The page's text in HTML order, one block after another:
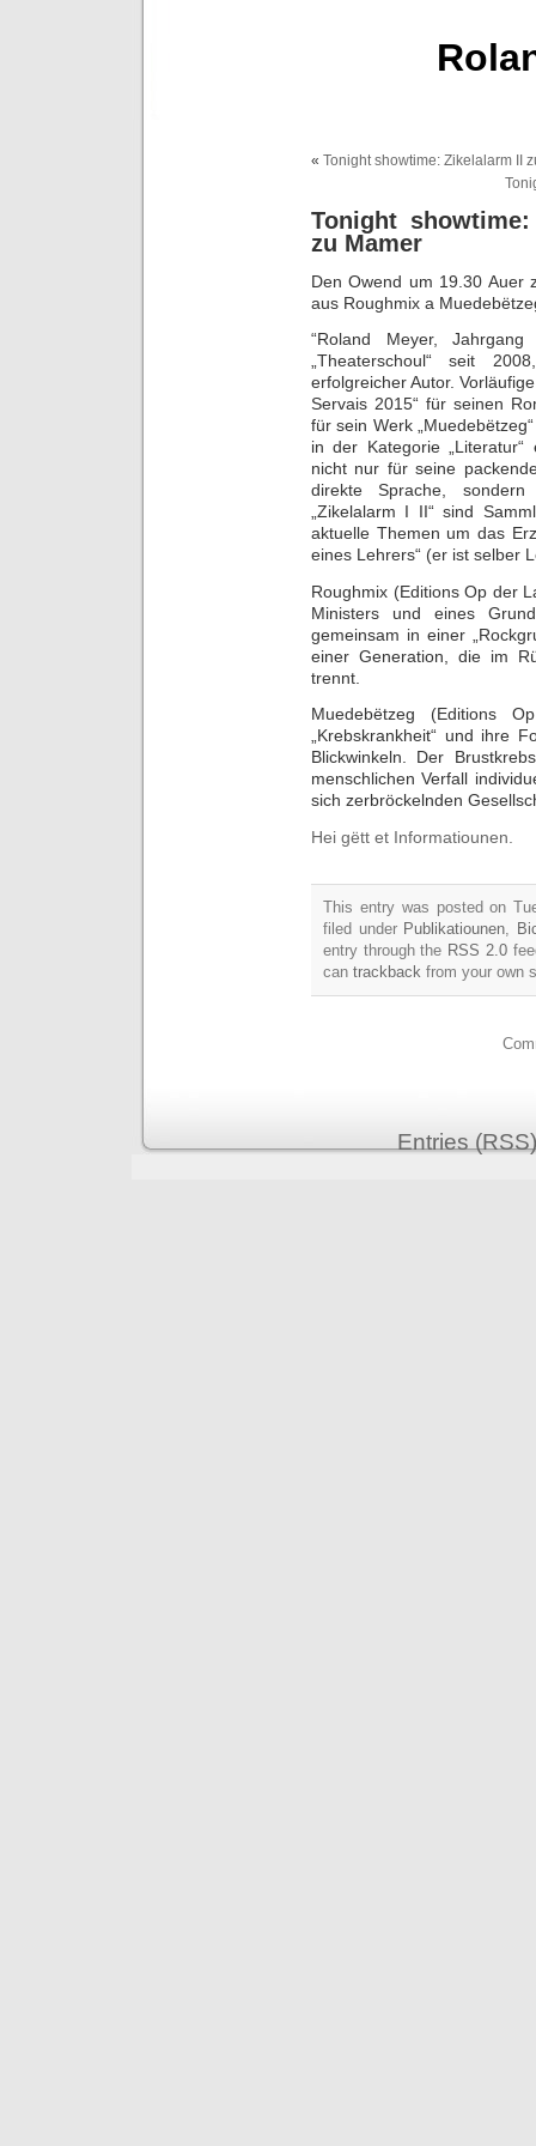
« Tonight showtime: Zikelalarm II
Tonight
zu Mamer
Den Owend um 19.30 Auer
aus Roughmix a
“Roland Meyer,
„Theaterschoul“ seit
erfolgreicher Autor.
Servais 2015“ für seinen
für sein Werk
in der Kategorie
nicht nur für seine
direkte Sprache,
„Zikelalarm I II“ sind
aktuelle Themen um das
eines Lehrers“ (er ist selber
Roughmix (Editions Op der
Ministers und eines
gemeinsam in einer
einer Generation, die im
trennt.
Muedebëtzeg (Editions
„Krebskrankheit“ und ihre
Blickwinkeln. Der
menschlichen Verfall
sich zerbröckelnden
Hei gëtt et Informatiounen.
This entry was posted on
filed under Publikatiounen
entry through the RSS 2.0
can trackback from your own
Entries (RSS)